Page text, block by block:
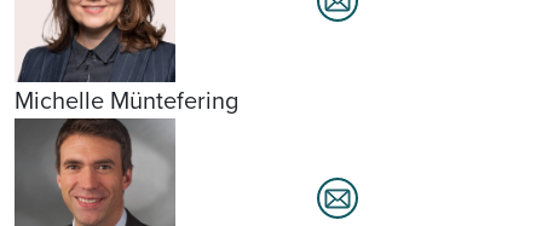
Michelle Müntefering